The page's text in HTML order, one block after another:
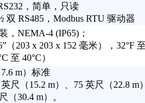
，简单，只读
双 RS485，Modbus RTU 驱动器
，NEMA-4 (IP65)；
（203 x 203 x 152 毫米），32°F
至 40°C）
m）标准
尺（15.2 m）、75 英尺（22.8 m
（30.4 m）。